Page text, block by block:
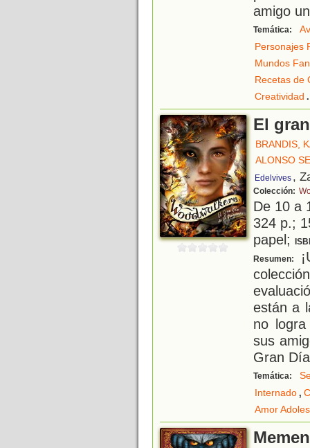
amigo un
Temática:
Personajes
Mundos
Recetas de
Creatividad .
El
BRANDIS,
ALONSO
Edelvives ,
Colección:
De 10 a
324 p.;
papel;
Resumen:
están a
no
sus
Gran
Temática:
Internado,
Amor